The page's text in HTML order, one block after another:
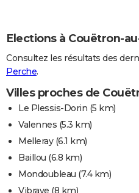
Elections à Couëtron-
Consultez les résultats des
Perche.
Villes proches de
Le Plessis-Dorin (5 km)
Valennes (5.3 km)
Melleray(6.1 km)
Baillou (6.8 km)
Mondoubleau (7.4 km)
Vibraye (8 km)